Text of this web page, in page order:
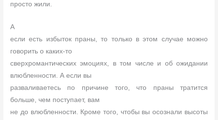
просто жили.
А
если есть избыток праны, то только в этом случае можно
говорить о каких-то
сверхромантических эмоциях, в том числе и об ожидании
влюбленности. А если вы
разваливаетесь по причине того, что праны тратится
больше, чем поступает, вам
не до влюбленности. Кроме того, чтобы вы осознали высоты